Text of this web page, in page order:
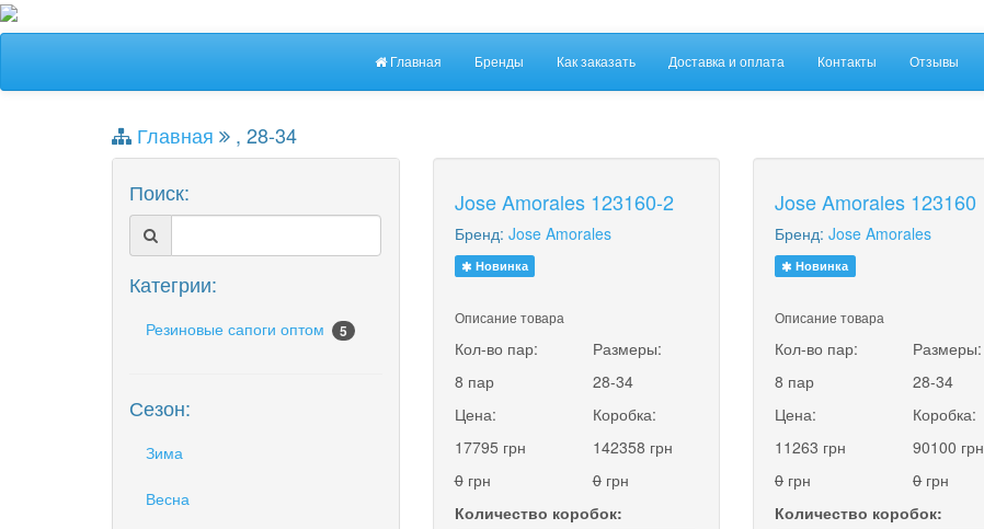
Главная Бренды Как заказать Доставка и оплата Контакты Отзывы
Главная
, 28-34
Поиск:
Категрии:
Резиновые сапоги оптом 5
Сезон:
Зима
Весна
Jose Amorales 123160-2
Бренд: Jose Amorales
Новинка
Описание товара
Кол-во пар:
8 пар
Размеры:
28-34
Цена:
17795 грн
0грн
Коробка:
142358 грн
0грн
Количество коробок:
Jose Amorales 123160
Бренд: Jose Amorales
Новинка
Описание товара
Кол-во пар:
8 пар
Размеры:
28-34
Цена:
11263 грн
0грн
Коробка:
90100 грн
0грн
Количество коробок: